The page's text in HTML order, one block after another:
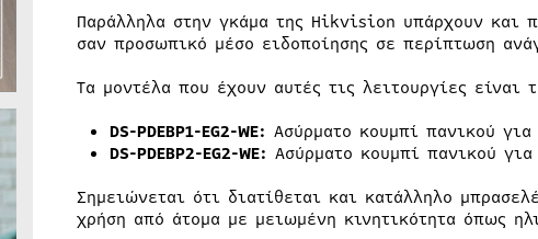
Παράλληλα στην γκάμα της Hikvision υπάρχουν και
σαν προσωπικό μέσο ειδοποίησης σε περίπτωση
Τα μοντέλα που έχουν αυτές τις λειτουργίες είναι
DS-PDEBP1-EG2-WE: Ασύρματο κουμπί πανικού για
DS-PDEBP2-EG2-WE: Ασύρματο κουμπί πανικού
Σημειώνεται ότι διατίθεται και κατάλληλο
χρήση από άτομα με μειωμένη κινητικότητα όπως